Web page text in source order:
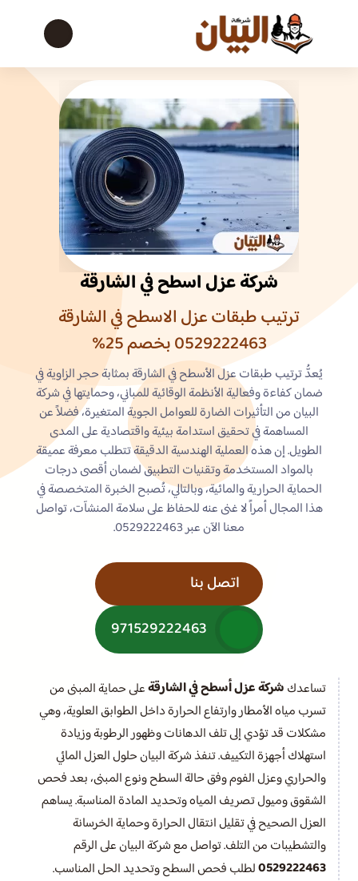
شركة عزل اسطح في الشارقة
ترتيب طبقات عزل الاسطح في الشارقة
0529222463 بخصم 25%
يُعدُّ ترتيب طبقات عزل الأسطح في الشارقة بمثابة حجر الزاوية في
ضمان كفاءة وفعالية الأنظمة الوقائية للمباني، وحمايتها في شركة
البيان من التأثيرات الضارة للعوامل الجوية المتغيرة، فضلاً عن
المساهمة في تحقيق استدامة بيئية واقتصادية على المدى
الطويل. إن هذه العملية الهندسية الدقيقة تتطلب معرفة عميقة
بالمواد المستخدمة وتقنيات التطبيق لضمان أقصى درجات
الحماية الحرارية والمائية، وبالتالي، تُصبح الخبرة المتخصصة في
هذا المجال أمراً لا غنى عنه للحفاظ على سلامة المنشآت، تواصل
معنا الآن عبر 0529222463.
اتصل بنا
971529222463
تساعدكشركة عزل أسطح في الشارقةعلى حماية المبنى من
تسرب مياه الأمطار وارتفاع الحرارة داخل الطوابق العلوية، وهي
مشكلات قد تؤدي إلى تلف الدهانات وظهور الرطوبة وزيادة
استهلاك أجهزة التكييف. تنفذ شركة البيان حلول العزل المائي
والحراري وعزل الفوم وفق حالة السطح ونوع المبنى، بعد فحص
الشقوق وميول تصريف المياه وتحديد المادة المناسبة. يساهم
العزل الصحيح في تقليل انتقال الحرارة وحماية الخرسانة
والتشطيبات من التلف. تواصل مع شركة البيان على الرقم
0529222463لطلب فحص السطح وتحديد الحل المناسب.